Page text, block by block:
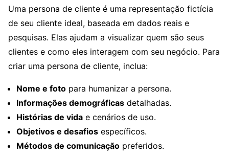
Uma persona de cliente é uma representação fictícia
de seu cliente ideal, baseada em dados reais e
pesquisas. Elas ajudam a visualizar quem são seus
clientes e como eles interagem com seu negócio. Para
criar uma persona de cliente, inclua:
Nome e foto para humanizar a persona.
Informações demográficas detalhadas.
Histórias de vida e cenários de uso.
Objetivos e desafios específicos.
Métodos de comunicação preferidos.